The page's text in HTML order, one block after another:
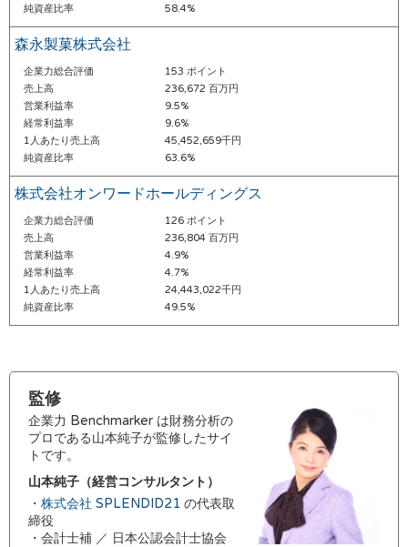
純資産比率
58.4%
森永製菓株式会社
企業力総合評価
153 ポイント
売上高
236,672 百万円
営業利益率
9.5%
経常利益率
9.6%
1人あたり売上高
45,452,659千円
純資産比率
63.6%
株式会社オンワードホールディングス
企業力総合評価
126 ポイント
売上高
236,804 百万円
営業利益率
4.9%
経常利益率
4.7%
1人あたり売上高
24,443,022千円
純資産比率
49.5%
監修
企業力 Benchmarker は財務分析の
プロである山本純子が監修したサイ
トです。
山本純子（経営コンサルタント）
・ 株式会社 SPLENDID21 の代表取
締役
・会計士補 ／ 日本公認会計士協会